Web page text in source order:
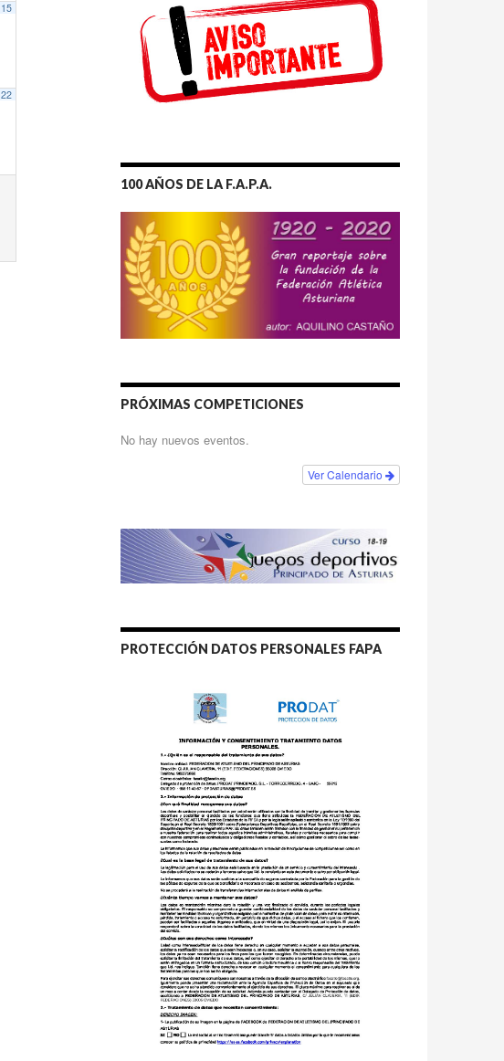
15
22
100 AÑOS DE LA F.A.P.A.
PRÓXIMAS COMPETICIONES
No hay nuevos eventos.
Ver Calendario
PROTECCIÓN DATOS PERSONALES FAPA